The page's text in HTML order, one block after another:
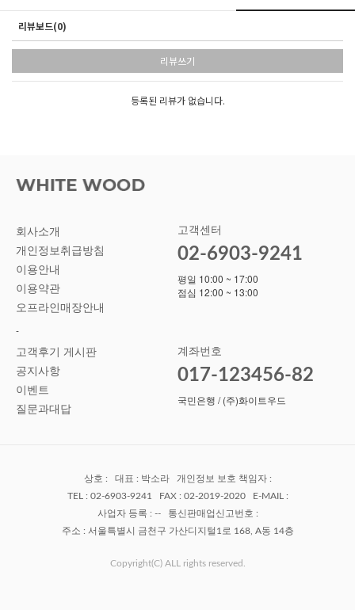
리뷰보드(0)
리뷰쓰기
등록된 리뷰가 없습니다.
회사소개
개인정보취급방침
이용안내
이용약관
오프라인매장안내
-
고객후기 게시판
공지사항
이벤트
질문과대답
고객센터
02-6903-9241
평일 10:00 ~ 17:00
점심 12:00 ~ 13:00
계좌번호
017-123456-82
국민은행 / (주)화이트우드
상호 : 대표 : 박소라 개인정보 보호 책임자 :
TEL : 02-6903-9241 FAX : 02-2019-2020 E-MAIL :
사업자 등록 : -- 통신판매업신고번호 :
주소 : 서울특별시 금천구 가산디지털1로 168, A동 14층
Copyright(C) ALL rights reserved.